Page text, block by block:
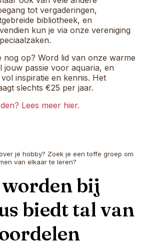
tot vergaderingen,
bibliotheek, en
kun je via onze vereniging
nog op? Word lid van onze warme
jouw passie voor aquaria, en
inspiratie en kennis. Het
slechts €25 per jaar.
Lees meer hier.
je hobby? Zoek je een toffe groep om
van elkaar te leren?
bij
biedt tal van